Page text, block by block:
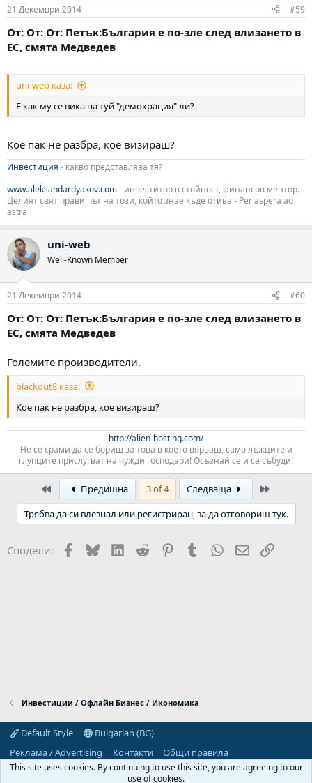
21 Декември 2014 #59
От: От: От: Петък:България е по-зле след влизането в
ЕС, смята Медведев
uni-web каза:
Е как му се вика на туй "демокрация" ли?
Кое пак не разбра, кое визираш?
Инвестиция - какво представлява тя?
www.aleksandardyakov.com- инвеститор в стойност, финансов ментор.
Целият свят прави път на този, който знае къде отива - Per aspera ad
astra
uni-web
Well-Known Member
21 Декември 2014 #60
От: От: От: Петък:България е по-зле след влизането в
ЕС, смята Медведев
Големите производители.
blackout8 каза:
Кое пак не разбра, кое визираш?
http://alien-hosting.com/
Не се срами да се бориш за това в което вярваш, само лъжците и
глупците прислугват на чужди господари! Осъзнай се и се събуди!​
Предишна 3 of 4 Следваща
Трябва да си влезнал или регистриран, за да отговориш тук.
Сподели: Facebook
BlueskyLinkedIn
Reddit PinterestTumblr WhatsApp
EmailLink
Инвестиции / Офлайн Бизнес / Икономика
Default Style
Bulgarian (BG)
Реклама / Advertising
Контакти
Общи правила
Декларация за поверителност
Помощ Начало
R
S
This site uses cookies. By continuing to use this site, you are agreeing to our
use of cookies.